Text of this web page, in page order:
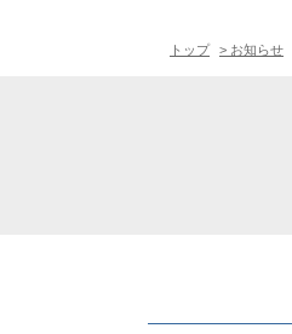
トップ > お知らせ